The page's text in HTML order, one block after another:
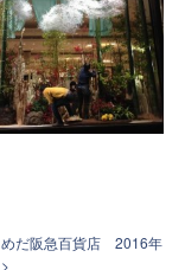
だ阪急百貨店 2016年